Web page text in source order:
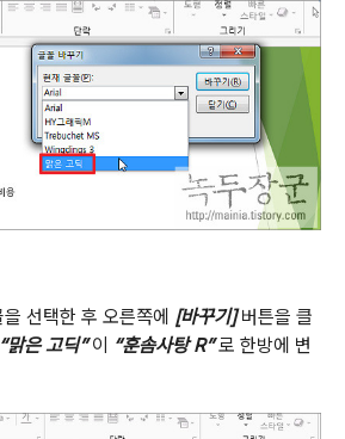
선택한 후 오른쪽에 [바꾸기] 버튼을 클
“맑은 고딕” 이 “훈솜사탕R” 로 한방에 변